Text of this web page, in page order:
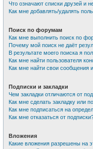
Что означают списки друзей и
Как мне добавлять/удалять
Поиск по форумам
Как мне выполнить поиск по
Почему мой поиск не даёт
В результате моего поиска я
Как мне найти пользователя
Как мне найти свои сообщения
Подписки и закладки
Чем закладки отличаются от
Как мне сделать закладку или
Как мне подписаться на
Как мне отказаться от
Вложения
Какие вложения разрешены на